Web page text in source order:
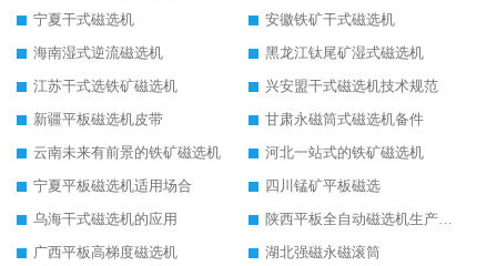
宁夏干式磁选机
安徽铁矿干式磁选机
海南湿式逆流磁选机
黑龙江钛尾矿湿式磁选机
江苏干式选铁矿磁选机
兴安盟干式磁选机技术规范
新疆平板磁选机皮带
甘肃永磁筒式磁选机备件
云南未来有前景的铁矿磁选机
河北一站式的铁矿磁选机
宁夏平板磁选机适用场合
四川锰矿平板磁选
乌海干式磁选机的应用
陕西平板全自动磁选机生产厂家
广西平板高梯度磁选机
湖北强磁永磁滚筒